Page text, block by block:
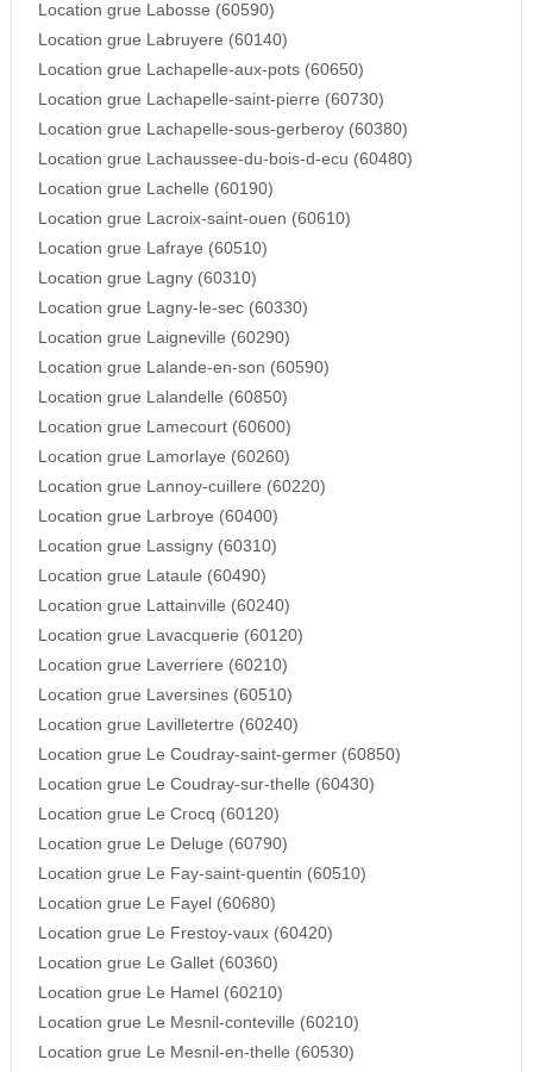
Location grue Labosse (60590)
Location grue Labruyere (60140)
Location grue Lachapelle-aux-pots (60650)
Location grue Lachapelle-saint-pierre (60730)
Location grue Lachapelle-sous-gerberoy (60380)
Location grue Lachaussee-du-bois-d-ecu (60480)
Location grue Lachelle (60190)
Location grue Lacroix-saint-ouen (60610)
Location grue Lafraye (60510)
Location grue Lagny (60310)
Location grue Lagny-le-sec (60330)
Location grue Laigneville (60290)
Location grue Lalande-en-son (60590)
Location grue Lalandelle (60850)
Location grue Lamecourt (60600)
Location grue Lamorlaye (60260)
Location grue Lannoy-cuillere (60220)
Location grue Larbroye (60400)
Location grue Lassigny (60310)
Location grue Lataule (60490)
Location grue Lattainville (60240)
Location grue Lavacquerie (60120)
Location grue Laverriere (60210)
Location grue Laversines (60510)
Location grue Lavilletertre (60240)
Location grue Le Coudray-saint-germer (60850)
Location grue Le Coudray-sur-thelle (60430)
Location grue Le Crocq (60120)
Location grue Le Deluge (60790)
Location grue Le Fay-saint-quentin (60510)
Location grue Le Fayel (60680)
Location grue Le Frestoy-vaux (60420)
Location grue Le Gallet (60360)
Location grue Le Hamel (60210)
Location grue Le Mesnil-conteville (60210)
Location grue Le Mesnil-en-thelle (60530)